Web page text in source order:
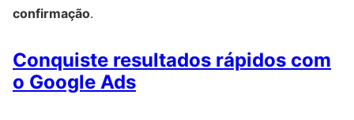
confirmação.
Conquiste resultados rápidos com
o Google Ads